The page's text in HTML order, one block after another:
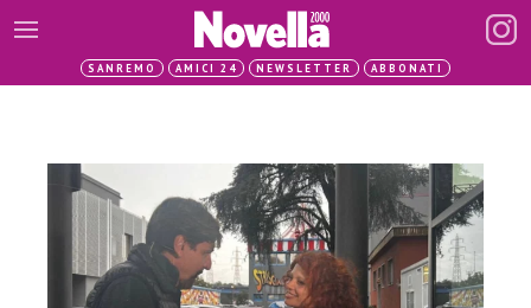
SANREMO AMICI 24 NEWSLETTER ABBONATI